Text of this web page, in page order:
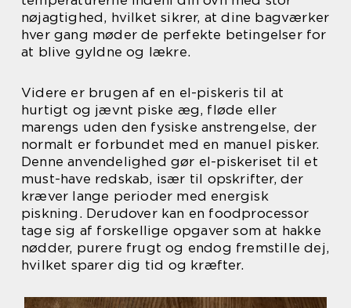
nøjagtighed, hvilket sikrer, at dine bagværker
hver gang møder de perfekte betingelser for
at blive gyldne og lækre.
Videre er brugen af en el-piskeris til at
hurtigt og jævnt piske æg, fløde eller
marengs uden den fysiske anstrengelse, der
normalt er forbundet med en manuel pisker.
Denne anvendelighed gør el-piskeriset til et
must-have redskab, især til opskrifter, der
kræver lange perioder med energisk
piskning. Derudover kan en foodprocessor
tage sig af forskellige opgaver som at hakke
nødder, purere frugt og endog fremstille dej,
hvilket sparer dig tid og kræfter.